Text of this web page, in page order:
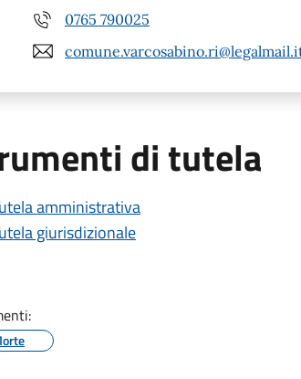
0765 790025
di tutela
amministrativa
giurisdizionale